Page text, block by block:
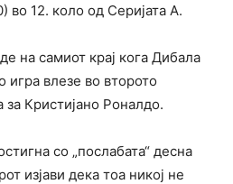
во 12. коло од Серијата А.
на самиот крај кога Дибала
игра влезе во второто
Кристијано Роналдо.
со „послабата“ десна
изјави дека тоа никој не